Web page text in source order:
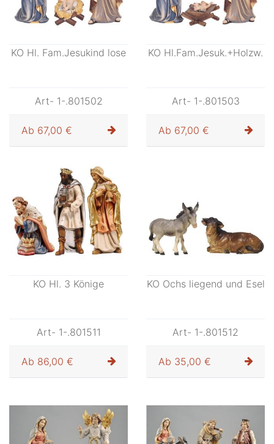
KO Hl. Fam.Jesukind lose
Art- 1-.801502
Ab 67,00 €
KO Hl.Fam.Jesuk.+Holzw.
Art- 1-.801503
Ab 67,00 €
KO Hl. 3 Könige
Art- 1-.801511
Ab 86,00 €
KO Ochs liegend und Esel
Art- 1-.801512
Ab 35,00 €